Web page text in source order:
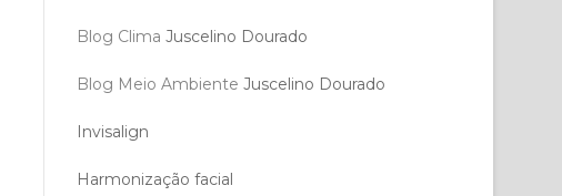
Blog Clima Juscelino Dourado
Blog Meio Ambiente Juscelino Dourado
Invisalign
Harmonização facial